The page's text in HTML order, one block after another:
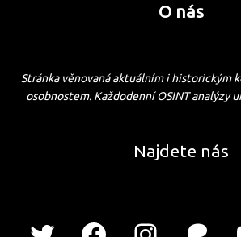
O nás
Stránka věnovaná aktuálním i historickým
osobnostem. Každodenní OSINT analýzy
Najdete nás